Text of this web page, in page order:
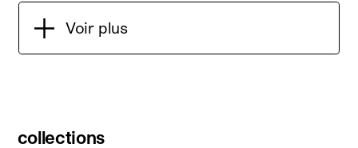
Voir plus
collections